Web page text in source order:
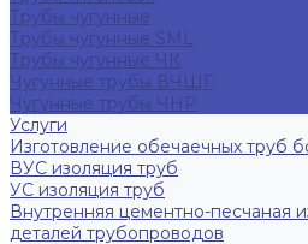
Трубы чугунные
Трубы чугунные SML
Трубы чугунные ЧК
Чугунные трубы ВЧШГ
Чугунные трубы ЧНР
Услуги
Изготовление обечаечных труб
ВУС изоляция труб
УС изоляция труб
Внутренняя цементно-песчаная
деталей трубопроводов